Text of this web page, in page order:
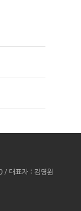
/ 대표자 : 김영원